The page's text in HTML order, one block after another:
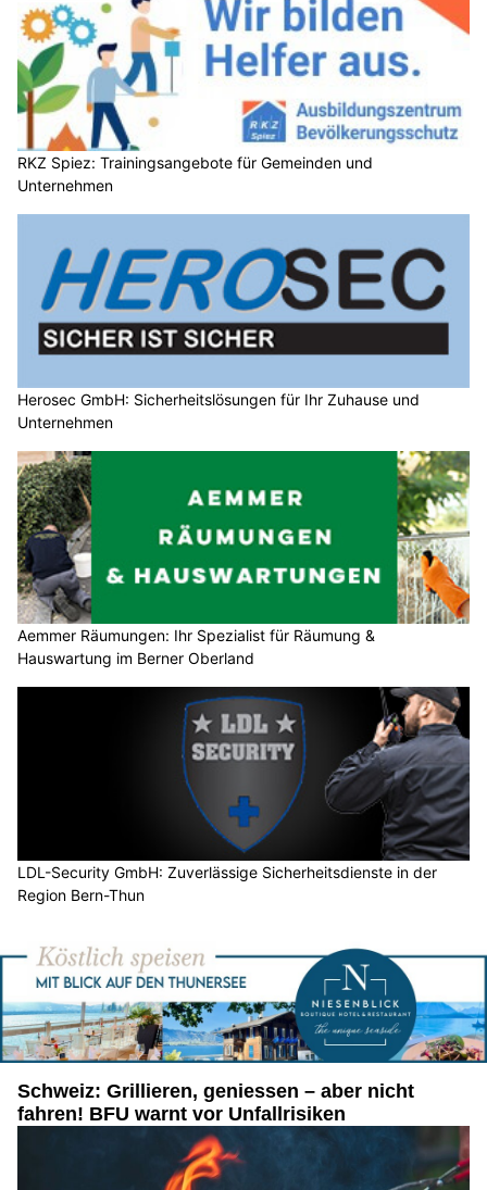
RKZ Spiez: Trainingsangebote für Gemeinden und
Unternehmen
Herosec GmbH: Sicherheitslösungen für Ihr Zuhause und
Unternehmen
Aemmer Räumungen: Ihr Spezialist für Räumung &
Hauswartung im Berner Oberland
LDL-Security GmbH: Zuverlässige Sicherheitsdienste in der
Region Bern-Thun
Schweiz: Grillieren, geniessen – aber nicht
fahren! BFU warnt vor Unfallrisiken